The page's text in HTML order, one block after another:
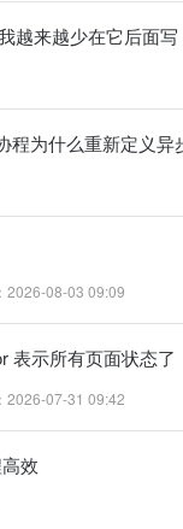
越来越少在它后面
程为什么重新定义异
2026-08-03 09:09
表示所有页面状态了
2026-07-31 09:42
效